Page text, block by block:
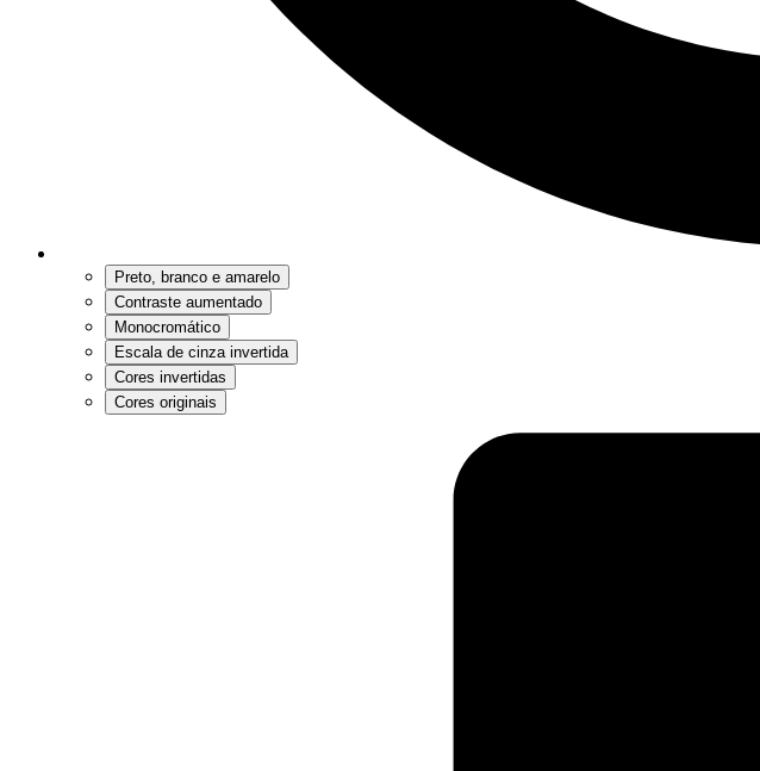
Preto, branco e amarelo
Contraste aumentado
Monocromático
Escala de cinza invertida
Cores invertidas
Cores originais